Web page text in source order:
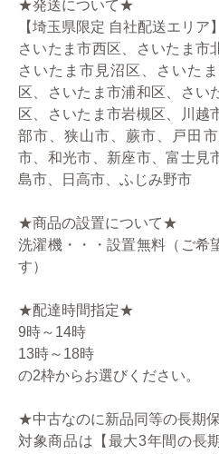
★発送について★
【埼玉県限定 自社配送エリア】
さいたま市西区、さいたま市
さいたま市見沼区、さいた
区、さいたま市浦和区、さい
区、さいたま市岩槻区、川越
部市、狭山市、蕨市、戸田
市、和光市、新座市、富士見
島市、日高市、ふじみ野市
★商品の設置について★
洗濯機・・・設置無料（ご希
す）
★配達時間指定★
9時～14時
13時～18時
の2枠からお選びください。
★中古なのに新品同等の長期
対象商品は【最大3年間の長